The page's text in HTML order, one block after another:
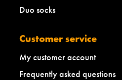
Duo socks
Customer service
My customer account
Frequently asked questions